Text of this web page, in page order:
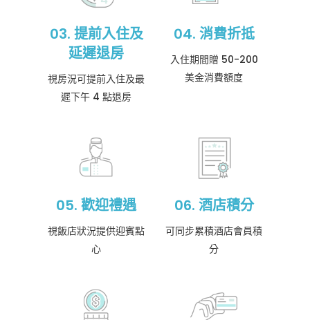
03. 提前入住及
延遲退房
視房況可提前入住及最
遲下午 4 點退房
04. 消費折抵
入住期間贈 50-200
美金消費額度
05. 歡迎禮遇
視飯店狀況提供迎賓點
心
06. 酒店積分
可同步累積酒店會員積
分